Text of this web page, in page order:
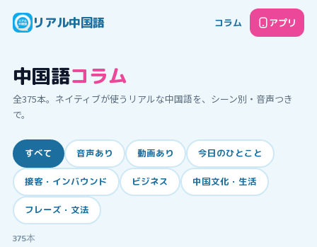
リアル中国語 コラム アプリ
中国語コラム
全375本。ネイティブが使うリアルな中国語を、シーン別・音声つき
で。
すべて 音声あり 動画あり 今日のひとこと
接客・インバウンド ビジネス 中国文化・生活
フレーズ・文法
375本